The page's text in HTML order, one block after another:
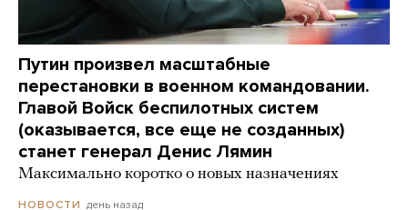
Путин произвел масштабные
перестановки в военном командовании.
Главой Войск беспилотных систем
(оказывается, все еще не созданных)
станет генерал Денис Лямин
Максимально коротко о новых назначениях
НОВОСТИ день назад